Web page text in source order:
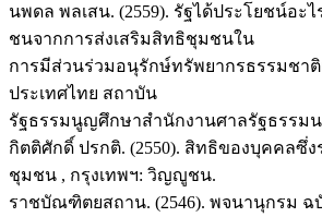
นพดล พลเสน. (2559). รัฐได้ประโยชน์อ
ชนจากการส่งเสริมสิทธิชุมชนใน
การมีส่วนร่วมอนุรักษ์ทรัพยากรธรรมชา
ประเทศไทย สถาบัน
รัฐธรรมนูญศึกษาสํานักงานศาลรัฐธรรม
กิตติศักดิ์ ปรกติ. (2550). สิทธิของบุคคลซึ่
ชุมชน , กรุงเทพฯ: วิญญูชน.
ราชบัณฑิตยสถาน. (2546). พจนานุกรม